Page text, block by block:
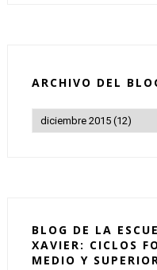
ARCHIVO DEL
BLOG DE LA
XAVIER: CICLOS
MEDIO Y